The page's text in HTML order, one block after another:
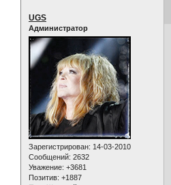
UGS
Администратор
Зарегистрирован: 14-03-2010
Сообщений: 2632
Уважение: +3681
Позитив: +1887